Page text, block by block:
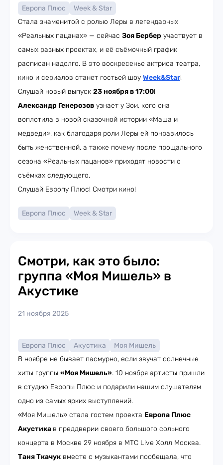
Европа Плюс
Week & Star
Стала знаменитой с ролью Леры в легендарных
«Реальных пацанах» — сейчас Зоя Бербер участвует в
самых разных проектах, и её съёмочный график
расписан надолго. В это воскресенье актриса театра,
кино и сериалов станет гостьей шоу Week&Star!
Слушай новый выпуск 23 ноября в 17:00!
Александр Генерозов узнает у Зои, кого она
воплотила в новой сказочной истории «Маша и
медведи», как благодаря роли Леры ей понравилось
быть женственной, а также почему после прощального
сезона «Реальных пацанов» приходят новости о
съёмках следующего.
Слушай Европу Плюс! Смотри кино!
Европа Плюс Week & Star
Смотри, как это было:
группа «Моя Мишель» в
Акустике
21 ноября 2025
Европа Плюс Акустика
Моя Мишель
В ноябре не бывает пасмурно, если звучат солнечные
хиты группы «Моя Мишель». 10 ноября артисты пришли
в студию Европы Плюс и подарили нашим слушателям
одно из самых ярких выступлений.
«Моя Мишель» стала гостем проекта Европа Плюс
Акустика в преддверии своего большого сольного
концерта в Москве 29 ноября в МТС Live Холл Москва.
Таня Ткачук вместе с музыкантами пообещала, что